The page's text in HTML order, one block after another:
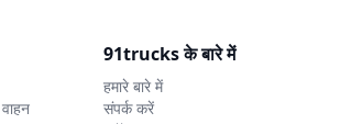
91trucks के बारे में
हमारे बारे में
संपर्क करें